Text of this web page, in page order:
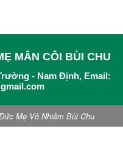
MÂN CÔI BÙI CHU
- Nam Định, Email:
Mẹ Vô Nhiễm Bùi Chu